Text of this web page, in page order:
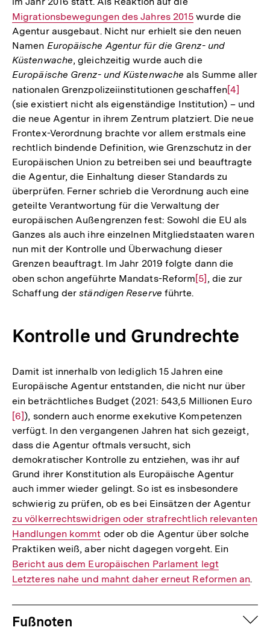
Link:
Migrationsbewegungen des Jahres 2015 wurde die
Agentur ausgebaut. Nicht nur erhielt sie den neuen
Namen Europäische Agentur für die Grenz- und
Küstenwache, gleichzeitig wurde auch die
Europäische Grenz- und Küstenwache als Summe aller
nationalen Grenzpolizeiinstitutionen geschaffenZur
der
Fußnote
[4]
(sie existiert nicht als eigenständige Institution) – und
die neue Agentur in ihrem Zentrum platziert. Die neue
Frontex-Verordnung brachte vor allem erstmals eine
rechtlich bindende Definition, wie Grenzschutz in der
Europäischen Union zu betreiben sei und beauftragte
die Agentur, die Einhaltung dieser Standards zu
überprüfen. Ferner schrieb die Verordnung auch eine
geteilte Verantwortung für die Verwaltung der
europäischen Außengrenzen fest: Sowohl die EU als
Ganzes als auch ihre einzelnen Mitgliedstaaten waren
nun mit der Kontrolle und Überwachung dieser
Grenzen beauftragt. Im Jahr 2019 folgte dann die
oben schon angeführte Mandats-Reform Zur
[5] , die zur
Schaffung derständigen Reserve führte.
Kontrolle und Grundrechte
Damit ist innerhalb von lediglich 15 Jahren eine
Europäische Agentur entstanden, die nicht nur über
ein beträchtliches Budget (2021: 543,5 Millionen EuroZur
[6] ), sondern auch enorme exekutive Kompetenzen
verfügt. In den vergangenen Jahren hat sich gezeigt,
dass die Agentur oftmals versucht, sich
demokratischer Kontrolle zu entziehen, was ihr auf
Grund ihrer Konstitution als Europäische Agentur
auch immer wieder gelingt. So ist es insbesondere
schwierig zu prüfen, ob es bei Einsätzen der Agentur
zu völkerrechtswidrigen oder strafrechtlich relevanten
Handlungen kommt oder ob die Agentur über solche
Praktiken weiß, aber nicht dagegen vorgeht. Ein
Bericht aus dem Europäischen Parlament legt
Letzteres nahe und mahnt daher erneut Reformen an.
Fussnoten
Fußnoten